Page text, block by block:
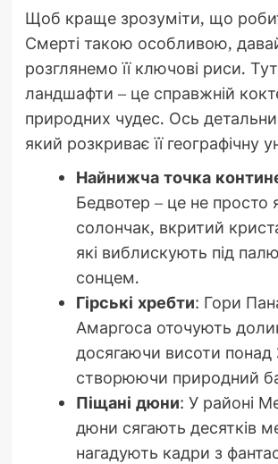
Щоб краще зрозуміти, що
Смерті такою особливою,
розглянемо її ключові риси.
ландшафти – це справжній
природних чудес. Ось
який розкриває її географічну
Найнижча точка
Бедвотер – це не просто
солончак, вкритий
які виблискують під
сонцем.
Гірські хребти: Гори
Амаргоса оточують
досягаючи висоти понад
створюючи природний
Піщані дюни: У районі
дюни сягають десятків
нагадують кадри з